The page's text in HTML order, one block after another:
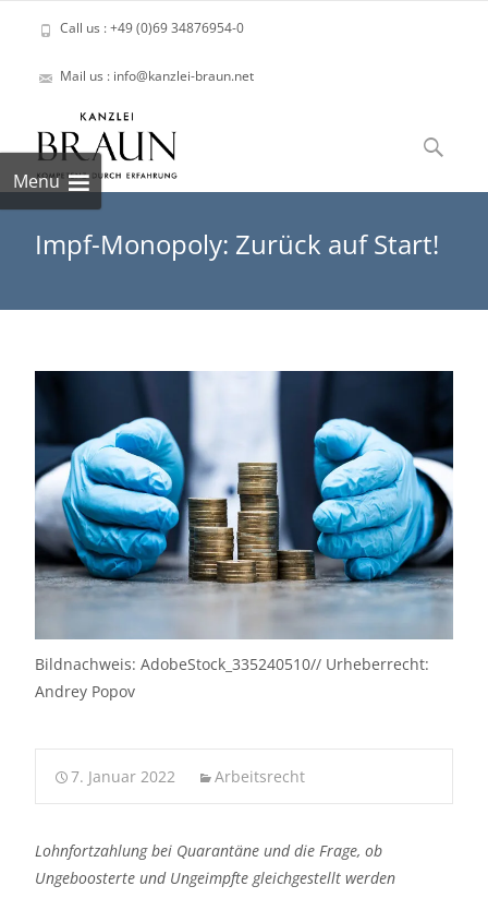
Call us : +49 (0)69 34876954-0
Mail us : info@kanzlei-braun.net
Menu
to
content
Suchen
nach:
Impf-Monopoly: Zurück auf Start!
Bildnachweis: AdobeStock_335240510// Urheberrecht:
Andrey Popov
7. Januar 2022 Arbeitsrecht
Lohnfortzahlung bei Quarantäne und die Frage, ob
Ungeboosterte und Ungeimpfte gleichgestellt werden